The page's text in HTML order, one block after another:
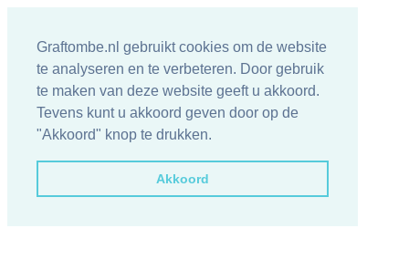
Graftombe.nl gebruikt cookies om de website
te analyseren en te verbeteren. Door gebruik
te maken van deze website geeft u akkoord.
Tevens kunt u akkoord geven door op de
"Akkoord" knop te drukken.
Akkoord